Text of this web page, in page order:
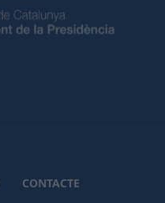
CONTACTE